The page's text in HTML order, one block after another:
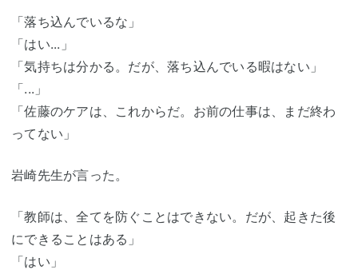
「落ち込んでいるな」
「はい...」
「気持ちは分かる。だが、落ち込んでいる暇はない」
「...」
「佐藤のケアは、これからだ。お前の仕事は、まだ終わ
ってない」
岩崎先生が言った。
「教師は、全てを防ぐことはできない。だが、起きた後
にできることはある」
「はい」